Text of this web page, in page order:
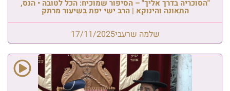
"הסוכריה בדרך אליך" – הסיפור שמוכיח: הכל לטובה • הנס,
התאונה והינוקא | הרב ישי יפת בשיעור מרתק
שלמה שרעבי17/11/2025